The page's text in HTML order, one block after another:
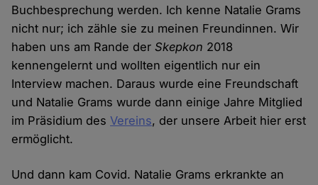
Buchbesprechung werden. Ich kenne Natalie Grams
nicht nur; ich zähle sie zu meinen Freundinnen. Wir
haben uns am Rande derSkepkon 2018
kennengelernt und wollten eigentlich nur ein
Interview machen. Daraus wurde eine Freundschaft
und Natalie Grams wurde dann einige Jahre Mitglied
im Präsidium desVereins, der unsere Arbeit hier erst
ermöglicht.
Und dann kam Covid. Natalie Grams erkrankte an